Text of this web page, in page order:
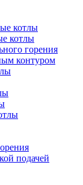
котлы
котлы
горения
контуром
подачей